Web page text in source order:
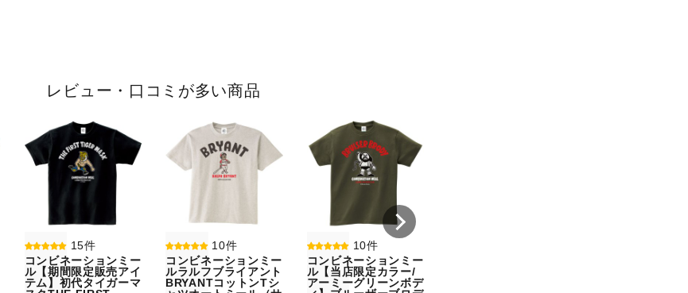
レビュー・口コミが多い商品
15件
コンビネーションミー
ル【期間限定販売アイ
テム】初代タイガーマ
10件
コンビネーションミー
ルラルフブライアント
BRYANTコットンTシ
10件
コンビネーションミー
ル【当店限定カラー/
アーミーグリーンボデ